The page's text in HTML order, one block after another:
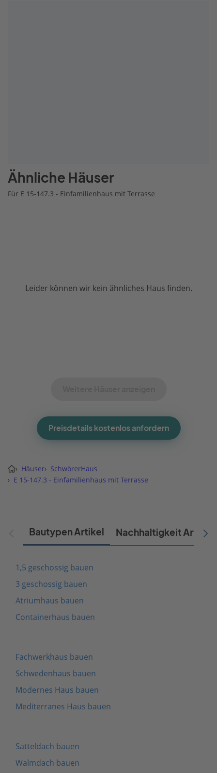
Ähnliche Häuser
Für E 15-147.3 - Einfamilienhaus mit Terrasse
Leider können wir kein ähnliches Haus finden.
Preisdetails kostenlos anfordern
› Häuser› SchwörerHaus
› E 15-147.3 - Einfamilienhaus mit Terrasse
Bautypen Artikel Nachhaltigkeit Artikel
1,5 geschossig bauen
3 geschossig bauen
Atriumhaus bauen
Containerhaus bauen
Fachwerkhaus bauen
Schwedenhaus bauen
Modernes Haus bauen
Mediterranes Haus bauen
Satteldach bauen
Walmdach bauen